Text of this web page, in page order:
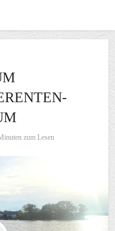
zum Lesen